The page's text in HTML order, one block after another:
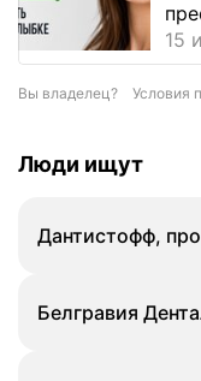
15
Вы владелец? Условия
Люди ищут
Дантистофф,
Белгравия